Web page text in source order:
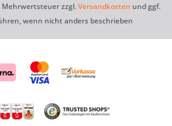
Mehrwertsteuer zzgl.Versandkosten und ggf.
wenn nicht anders beschrieben